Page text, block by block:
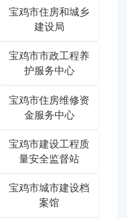
宝鸡市住房和城乡
建设局
宝鸡市市政工程养
护服务中心
宝鸡市住房维修资
金服务中心
宝鸡市建设工程质
量安全监督站
宝鸡市城市建设档
案馆